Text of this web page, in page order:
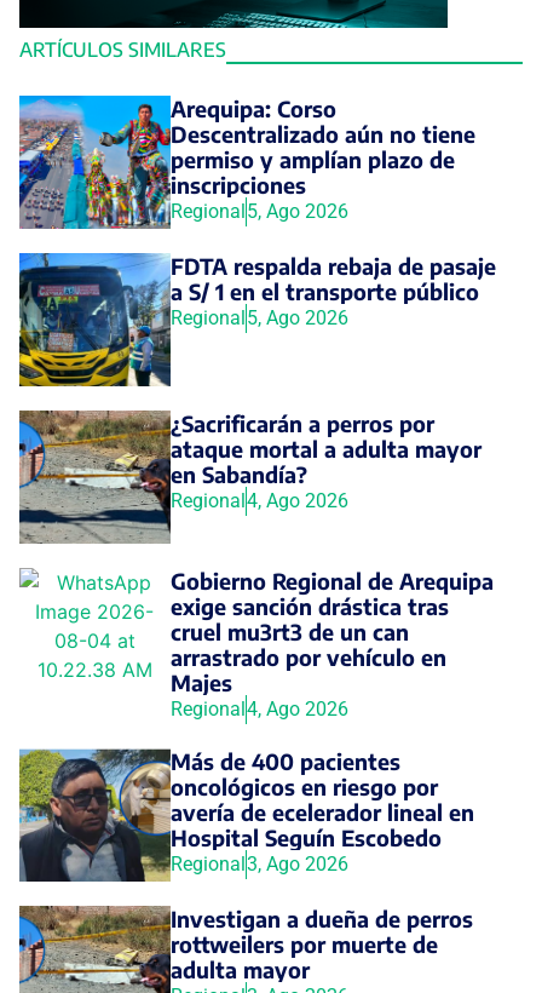
ARTÍCULOS SIMILARES
Arequipa: Corso
Descentralizado aún no tiene
permiso y amplían plazo de
inscripciones
Regional5, Ago 2026
FDTA respalda rebaja de pasaje
a S/ 1 en el transporte público
Regional5, Ago 2026
¿Sacrificarán a perros por
ataque mortal a adulta mayor
en Sabandía?
Regional4, Ago 2026
Gobierno Regional de Arequipa
exige sanción drástica tras
cruel mu3rt3 de un can
arrastrado por vehículo en
Majes
Regional4, Ago 2026
Más de 400 pacientes
oncológicos en riesgo por
avería de ecelerador lineal en
Hospital Seguín Escobedo
Regional3, Ago 2026
Investigan a dueña de perros
rottweilers por muerte de
adulta mayor